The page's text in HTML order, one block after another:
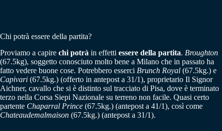
Chi potrà essere della partita?
Proviamo a capire chi potrà in effetti essere della partita. Broughton
(67.5kg), soggetto conosciuto molto bene a Milano che in passato ha
fatto vedere buone cose. Potrebbero esserci Brunch Royal (67.5kg.) e
Capivari (67.5kg.) (offerto in antepost a 31/1), proprietario Il Signor
Aichner, cavallo che si è distinto sul tracciato di Pisa, dove è terminato
terzo nella Corsa Siepi Nazionale su terreno non facile. Quasi certo
partente Chaparral Prince (67.5kg.) (antepost a 41/1), così come
Chateaudemalmaison (67.5kg.) (antepost a 31/1).